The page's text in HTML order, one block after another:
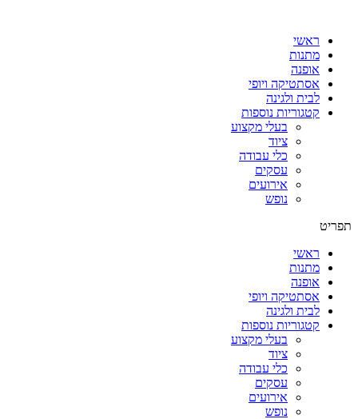
ראשי
מתנות
אופנה
אסתטיקה ויופי
לבית ולגינה
קטגוריות נוספות
בעלי מקצוע
ציוד
כלי עבודה
עסקים
אירועים
נופש
תפריט
ראשי
מתנות
אופנה
אסתטיקה ויופי
לבית ולגינה
קטגוריות נוספות
בעלי מקצוע
ציוד
כלי עבודה
עסקים
אירועים
נופש